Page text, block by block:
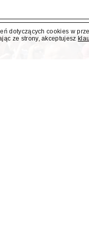
w TVN z
dotyczących cookies w
ze strony, akceptujesz